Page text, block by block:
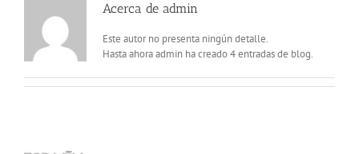
Acerca de admin
Este autor no presenta ningún detalle.
Hasta ahora admin ha creado 4 entradas de blog.